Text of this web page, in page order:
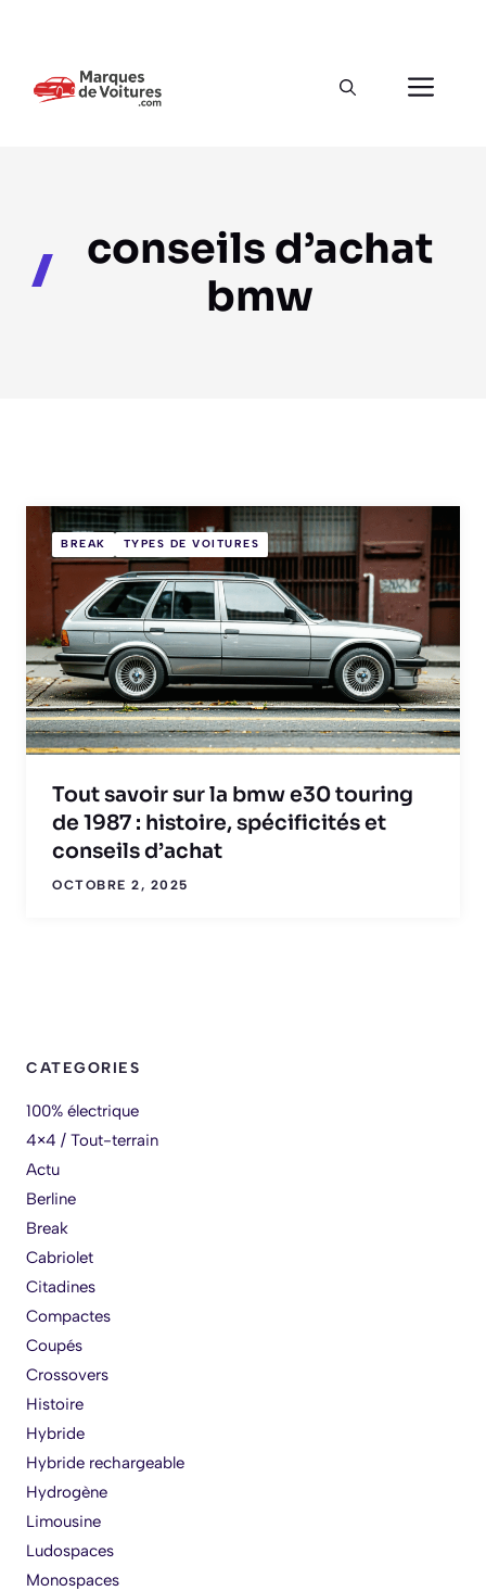
contenu
conseils d’achat
bmw
BREAK TYPES DE VOITURES
Tout savoir sur la bmw e30 touring
de 1987 : histoire, spécificités et
conseils d’achat
OCTOBRE 2, 2025
CATEGORIES
100% électrique
4×4 / Tout-terrain
Actu
Berline
Break
Cabriolet
Citadines
Compactes
Coupés
Crossovers
Histoire
Hybride
Hybride rechargeable
Hydrogène
Limousine
Ludospaces
Monospaces